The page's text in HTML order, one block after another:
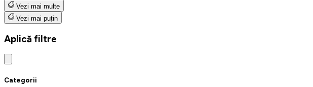
Vezi mai multe
Vezi mai puțin
Aplică filtre
Categorii